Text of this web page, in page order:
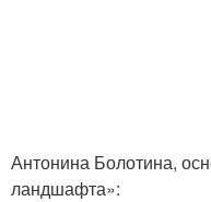
Антонина Болотина,
ландшафта»: